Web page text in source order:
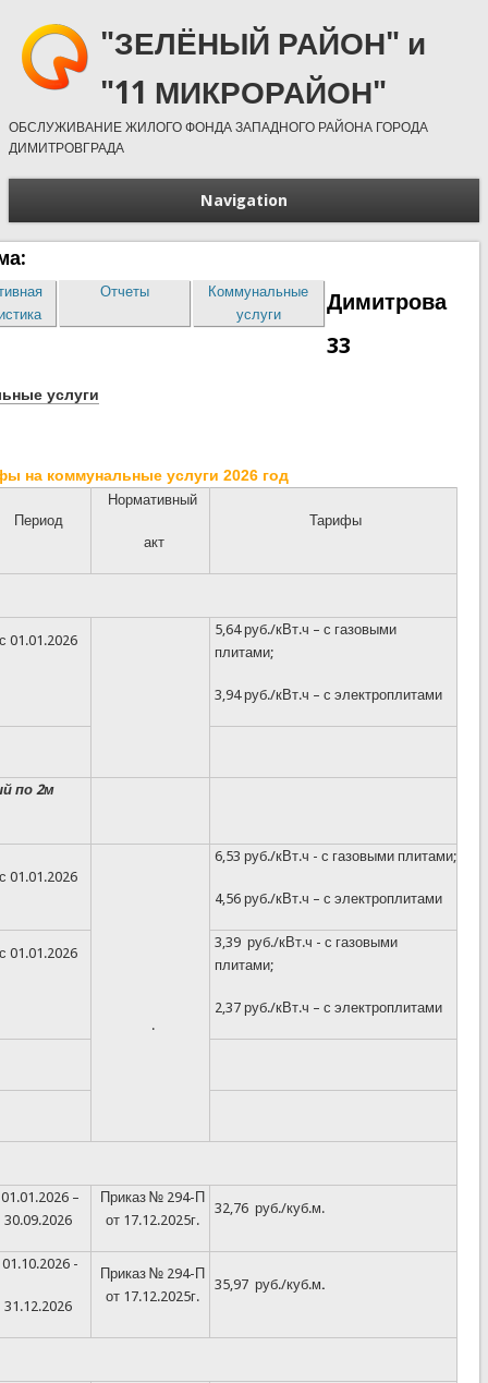
"ЗЕЛЁНЫЙ РАЙОН" и
"11 МИКРОРАЙОН"
ОБСЛУЖИВАНИЕ ЖИЛОГО ФОНДА ЗАПАДНОГО РАЙОНА ГОРОДА
ДИМИТРОВГРАДА
Navigation
Отчеты
Коммунальные
услуги
Димитрова
33
услуги
на коммунальные услуги 2026 год
Период
Нормативный
акт
Тарифы
с 01.01.2026
5,64 руб./кВт.ч – с газовыми
плитами;
3,94 руб./кВт.ч – с электроплитами
по 2м
с 01.01.2026
.
6,53 руб./кВт.ч - с газовыми плитами;
4,56 руб./кВт.ч – с электроплитами
с 01.01.2026
3,39 руб./кВт.ч - с газовыми
плитами;
2,37 руб./кВт.ч – с электроплитами
–
30.09.2026
Приказ № 294-П
от 17.12.2025г.
32,76 руб./куб.м.
-
31.12.2026
Приказ № 294-П
от 17.12.2025г.
35,97 руб./куб.м.